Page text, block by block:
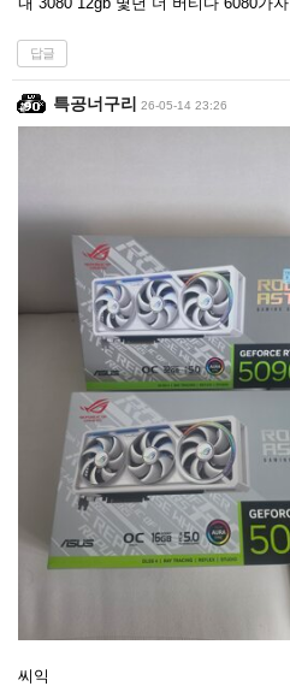
답글
특공너구리 26-05-14 23:26
씨익